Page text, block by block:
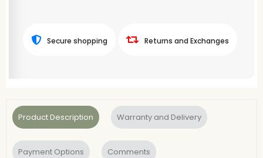
Secure shopping Returns and Exchanges
Product Description Warranty and Delivery
Payment Options Comments